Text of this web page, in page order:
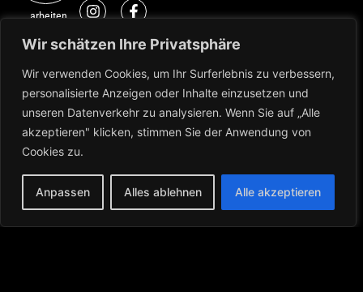
Wir schätzen Ihre Privatsphäre
Wir verwenden Cookies, um Ihr Surferlebnis zu verbessern,
personalisierte Anzeigen oder Inhalte einzusetzen und
unseren Datenverkehr zu analysieren. Wenn Sie auf „Alle
akzeptieren" klicken, stimmen Sie der Anwendung von
Cookies zu.
Anpassen Alles ablehnen Alle akzeptieren
arbeiten